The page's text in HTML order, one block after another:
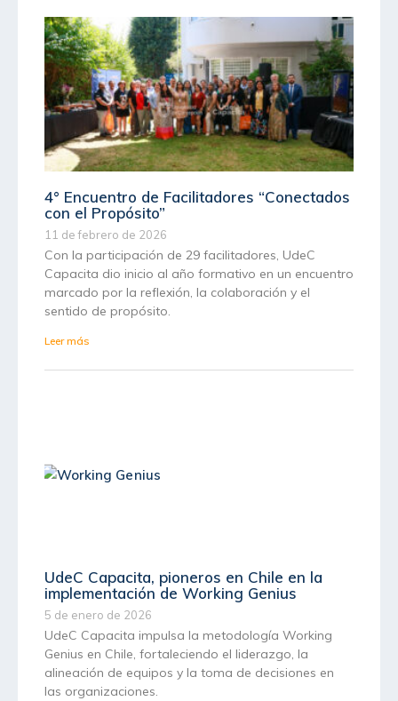
4° Encuentro de Facilitadores “Conectados
con el Propósito”
11 de febrero de 2026
Con la participación de 29 facilitadores, UdeC
Capacita dio inicio al año formativo en un encuentro
marcado por la reflexión, la colaboración y el
sentido de propósito.
Leer más
UdeC Capacita, pioneros en Chile en la
implementación de Working Genius
5 de enero de 2026
UdeC Capacita impulsa la metodología Working
Genius en Chile, fortaleciendo el liderazgo, la
alineación de equipos y la toma de decisiones en
las organizaciones.